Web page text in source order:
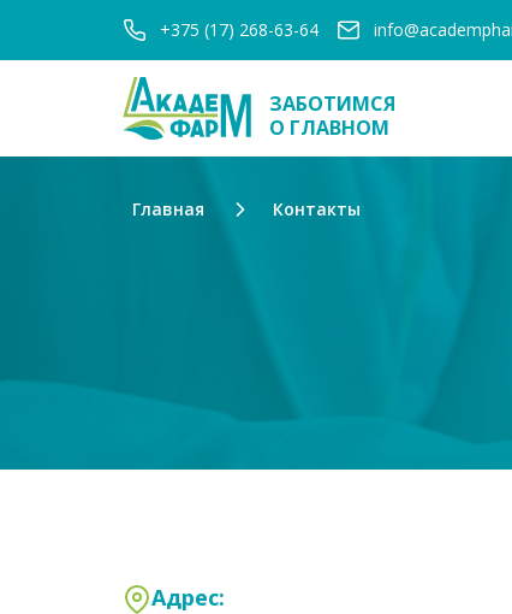
+375 (17) 268-63-64
ЗАБОТИМСЯ
О ГЛАВНОМ
Главная Контакты
Адрес: